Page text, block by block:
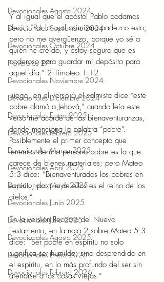
Devocionales Agosto 2024
Devocionales Septiembre 2024
Devocionales Octubre 2024
Proverbios 27
Devocionales Noviembre 2024
Devocionales Diciembre 2024
Devocionales Enero 2025
Devocionales Febrero 2025
Devocionales Marzo 2025
Devocionales Abril 2025
Devocionales Mayo 2025
Devocionales Junio 2025
Devocionales Julio 2025
Devocionales Agosto 2025
Devocionales Enero 2026
Devocionales Febrero 2026
Y al igual que el apóstol Pablo podamos
decir: “Por lo cual asimismo padezco esto;
pero no me avergüenzo, porque yo sé a
quién he creído, y estoy seguro que es
poderoso para guardar mi depósito para
aquel día.” 2 Timoteo 1:12
Luego, en el verso 6 el salmista dice “este
pobre clamó a Jehová,” cuando leía este
verso me acordé de las bienaventuranzas,
donde menciona la palabra “pobre”.
Posiblemente el primer concepto que
tenemos de una persona pobre es la que
carece de bienes materiales; pero Mateo
5:3 dice: “Bienaventurados los pobres en
espíritu, porque de ellos es el reino de los
cielos.”
En la versión Recobro del Nuevo
Testamento, en la nota 2 sobre Mateo 5:3
dice: “Ser pobre en espíritu no solo
significa ser humilde, sino desprendido en
el espíritu, en lo más profundo del ser sin
aferrarse a las cosas viejas.”